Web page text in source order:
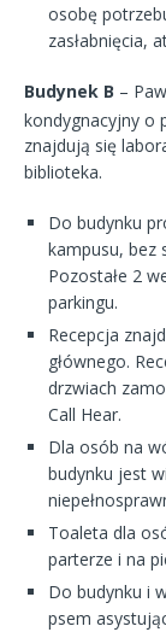
osobę
zasłabnięcia,
Budynek B –
kondygnacyjny o
znajdują się
biblioteka.
Do budynku
kampusu, bez
Pozostałe 2
parkingu.
Recepcja
głównego.
drzwiach
Call Hear.
Dla osób na
budynku jest
Toaleta dla
parterze i na
Do budynku i
psem